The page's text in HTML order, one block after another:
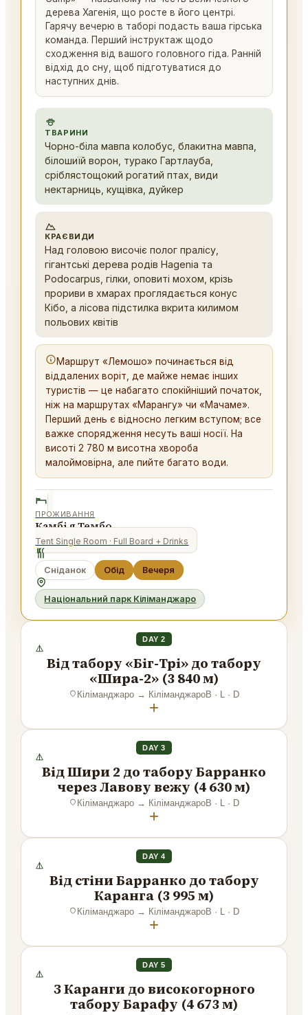
дерева Хагенія, що росте в його центрі.
Гарячу вечерю в таборі подасть ваша гірська
команда. Перший інструктаж щодо
сходження від вашого головного гіда. Ранній
відхід до сну, щоб підготуватися до
наступних днів.
ТВАРИНИ
Чорно-біла мавпа колобус, блакитна мавпа,
білошиїй ворон, турако Гартлауба,
сріблястощокий рогатий птах, види
нектарниць, кущівка, дуйкер
КРАЄВИДИ
Над головою височіє полог пралісу,
гігантські дерева родів Hagenia та
Podocarpus, гілки, оповиті мохом, крізь
прориви в хмарах проглядається конус
Кібо, а лісова підстилка вкрита килимом
польових квітів
Маршрут «Лемошо» починається від
віддалених воріт, де майже немає інших
туристів — це набагато спокійніший початок,
ніж на маршрутах «Марангу» чи «Мачаме».
Перший день є відносно легким вступом; все
важке спорядження несуть ваші носії. На
висоті 2 780 м висотна хвороба
малоймовірна, але пийте багато води.
ПРОЖИВАННЯ
Камбі я Тембо
Tent Single Room · Full Board + Drinks
Сніданок Обід Вечеря
Національний парк Кіліманджаро
DAY 2
Від табору «Біг-Трі» до табору
«Шира-2» (3 840 м)
Кіліманджаро → КіліманджароB · L · D
+
DAY 3
Від Шири 2 до табору Барранко
через Лавову вежу (4 630 м)
Кіліманджаро → КіліманджароB · L · D
+
DAY 4
Від стіни Барранко до табору
Каранга (3 995 м)
Кіліманджаро → КіліманджароB · L · D
+
DAY 5
З Каранги до високогорного
табору Барафу (4 673 м)